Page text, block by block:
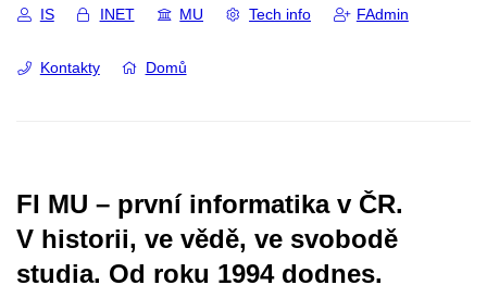
IS INET MU Tech info FAdmin
Kontakty Domů
FI MU – první informatika v ČR.
V historii, ve vědě, ve svobodě
studia. Od roku 1994 dodnes.